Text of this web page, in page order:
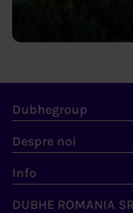
Dubhegroup
Despre noi
Info
DUBHE ROMANIA